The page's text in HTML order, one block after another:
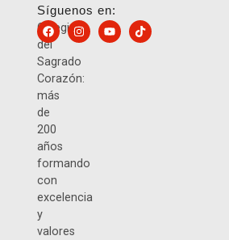
Colegio
del
Sagrado
Corazón:
más
de
200
años
formando
con
excelencia
y
valores
Síguenos en: